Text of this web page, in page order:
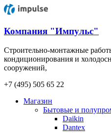
Компания "Импульс"
Строительно-монтажные
кондиционирования и
сооружений,
+7 (495) 505 65 22
Магазин
Бытовые и
Daikin
Dantex